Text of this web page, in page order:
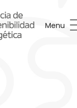
Menu